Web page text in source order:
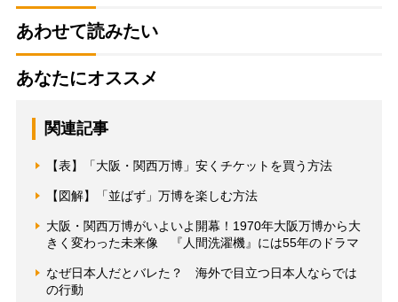
あわせて読みたい
あなたにオススメ
関連記事
【表】「大阪・関西万博」安くチケットを買う方法
【図解】「並ばず」万博を楽しむ方法
大阪・関西万博がいよいよ開幕！1970年大阪万博から大
きく変わった未来像 『人間洗濯機』には55年のドラマ
なぜ日本人だとバレた？ 海外で目立つ日本人ならでは
の行動